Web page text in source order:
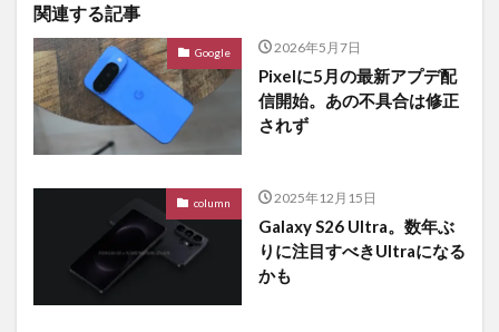
関連する記事
Google 2026年5月7日
Pixelに5月の最新アプデ配
信開始。あの不具合は修正
されず
column 2025年12月15日
Galaxy S26 Ultra。数年ぶ
りに注目すべきUltraになる
かも